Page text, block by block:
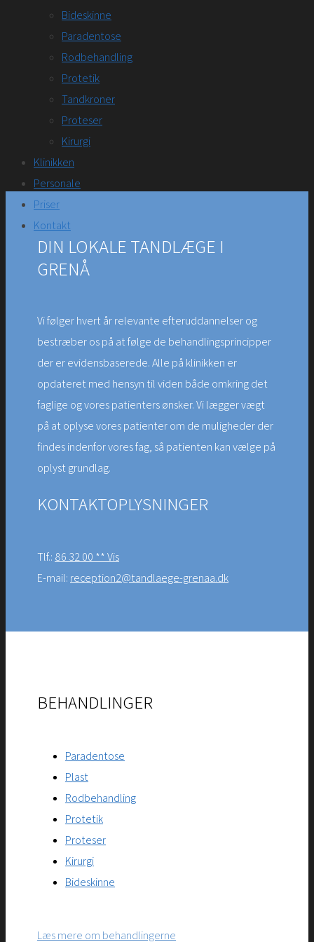
Bideskinne
Paradentose
Rodbehandling
Protetik
Tandkroner
Proteser
Kirurgi
Klinikken
Personale
Priser
Kontakt
DIN LOKALE TANDLÆGE I
GRENÅ
Vi følger hvert år relevante efteruddannelser og
bestræber os på at følge de behandlingsprincipper
der er evidensbaserede. Alle på klinikken er
opdateret med hensyn til viden både omkring det
faglige og vores patienters ønsker. Vi lægger vægt
på at oplyse vores patienter om de muligheder der
findes indenfor vores fag, så patienten kan vælge på
oplyst grundlag.
KONTAKTOPLYSNINGER
Tlf.: 86 32 00 ** Vis
E-mail: reception2@tandlaege-grenaa.dk
BEHANDLINGER
Paradentose
Plast
Rodbehandling
Protetik
Proteser
Kirurgi
Bideskinne
Læs mere om behandlingerne